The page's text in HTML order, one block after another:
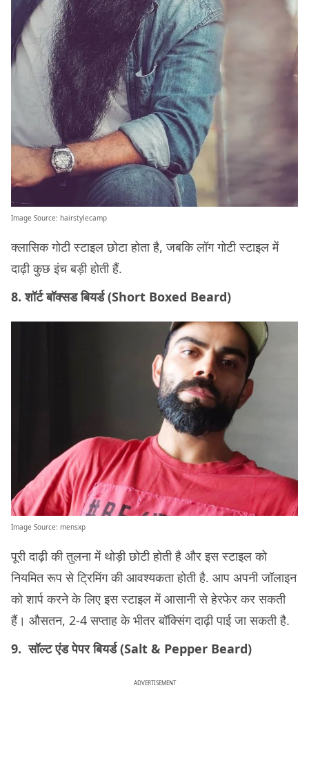
Image Source: hairstylecamp
क्लासिक गोटी स्टाइल छोटा होता है, जबकि लॉग गोटी स्टाइल में
दाढ़ी कुछ इंच बड़ी होती हैं.
8. शॉर्ट बॉक्सड बियर्ड (Short Boxed Beard)
Image Source: mensxp
पूरी दाढ़ी की तुलना में थोड़ी छोटी होती है और इस स्टाइल को
नियमित रूप से ट्रिमिंग की आवश्यकता होती है. आप अपनी जॉलाइन
को शार्प करने के लिए इस स्टाइल में आसानी से हेरफेर कर सकती
हैं। औसतन, 2-4 सप्ताह के भीतर बॉक्सिंग दाढ़ी पाई जा सकती है.
9. सॉल्ट एंड पेपर बियर्ड (Salt & Pepper Beard)
ADVERTISEMENT